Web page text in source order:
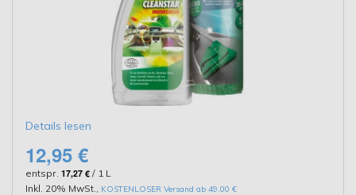
Details lesen
12,95 €
entspr. 17,27 € / 1 L
Inkl. 20% MwSt.
KOSTENLOSER Versand ab 49,00 €